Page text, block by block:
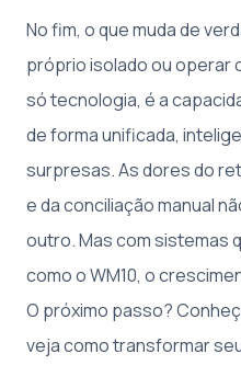
No fim, o que muda de
próprio isolado ou operar
só tecnologia, é a
de forma unificada,
surpresas. As dores do
e da conciliação manual
outro. Mas com sistemas
como o WM10, o
O próximo passo?
veja como transformar